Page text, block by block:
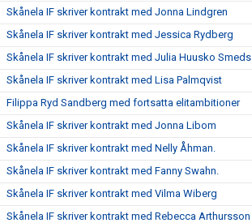
Skånela IF skriver kontrakt med Jonna Lindgren
Skånela IF skriver kontrakt med Jessica Rydberg
Skånela IF skriver kontrakt med Julia Huusko Smeds
Skånela IF skriver kontrakt med Lisa Palmqvist
Filippa Ryd Sandberg med fortsatta elitambitioner
Skånela IF skriver kontrakt med Jonna Libom
Skånela IF skriver kontrakt med Nelly Åhman.
Skånela IF skriver kontrakt med Fanny Swahn.
Skånela IF skriver kontrakt med Vilma Wiberg
Skånela IF skriver kontrakt med Rebecca Arthursson